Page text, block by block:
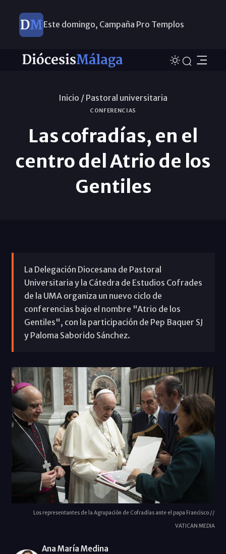
Este domingo, Campaña Pro Templos
Inicio / Pastoral universitaria
CONFERENCIAS
Las cofradías, en el
centro del Atrio de los
Gentiles
La Delegación Diocesana de Pastoral
Universitaria y la Cátedra de Estudios Cofrades
de la UMA organiza un nuevo ciclo de
conferencias bajo el nombre "Atrio de los
Gentiles", con la participación de Pep Baquer SJ
y Paloma Saborido Sánchez.
Los representantes de la Agrupación de Cofradías ante el papa Francisco //
VATICAN MEDIA
Ana María Medina